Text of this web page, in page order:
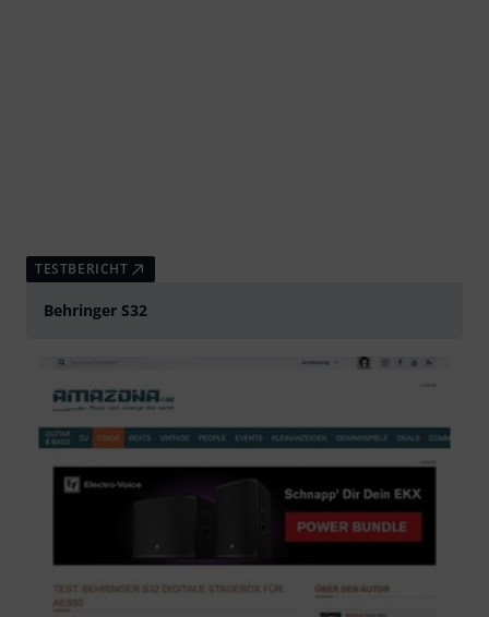
TESTBERICHT
Behringer S32